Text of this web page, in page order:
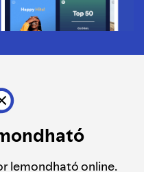
lemondható online.